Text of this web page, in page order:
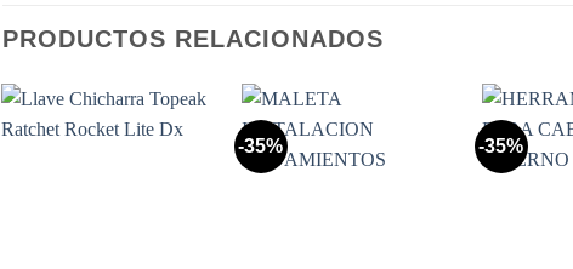
PRODUCTOS RELACIONADOS
-35% -35%